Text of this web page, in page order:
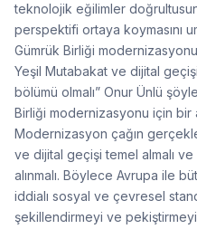
teknolojik eğilimler
perspektifi ortaya koymasını
Gümrük Birliği
Yeşil Mutabakat ve dijital
bölümü olmalı” Onur Ünlü
Birliği modernizasyonu için bir
Modernizasyon çağın
ve dijital geçişi temel almalı
alınmalı. Böylece Avrupa ile
iddialı sosyal ve çevresel
şekillendirmeyi ve